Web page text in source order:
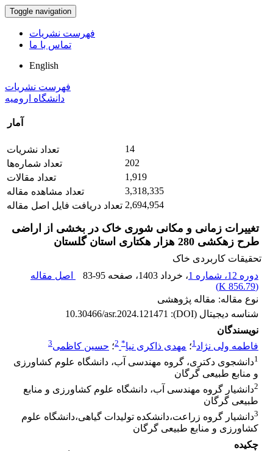
Toggle navigation
فهرست نشریات
تماس با ما
English
فهرست نشریات
دانشگاه ارومیه
آمار
تعداد نشریات
14
تعداد شماره‌ها
202
تعداد مقالات
1,919
تعداد مشاهده مقاله
3,318,335
تعداد دریافت فایل اصل مقاله 2,694,954
تغییرات زمانی و مکانی شوری خاک در بخشی از اراضی
طرح زهکشی 280 هزار هکتاری استان گلستان
تحقیقات کاربردی خاک
دوره 12، شماره 1
، خرداد 1403 ، صفحه 83-95
اصل مقاله
(
856.79 K
)
نوع مقاله: مقاله پژوهشی
شناسه دیجیتال (DOI):
10.30466/asr.2024.121471
نویسندگان
فاطمه ولی نژاد 1؛ مهدی ذاکری نیا*
2؛ حسین کاظمی3
1دانشجوی دکتری، گروه مهندسی آب، دانشگاه علوم کشاورزی
و منابع طبیعی گرگان
2دانشیار گروه مهندسی آب، دانشگاه علوم کشاورزی و منابع
طبیعی گرگان
3دانشیار گروه زراعت،دانشکده تولیدات گیاهی،دانشگاه علوم
کشاورزی و منابع طبیعی گرگان
چکیده